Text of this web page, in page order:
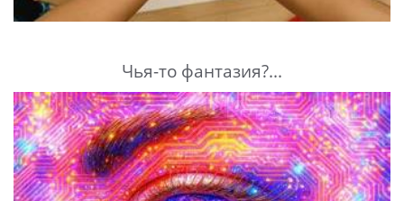
Чья-то фантазия?...